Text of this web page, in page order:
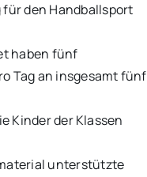
den Handballsport
haben fünf
Tag an insgesamt fünf
Kinder der Klassen
unterstützte